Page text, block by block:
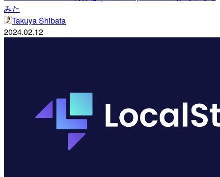
みた
Takuya Shibata
2024.02.12